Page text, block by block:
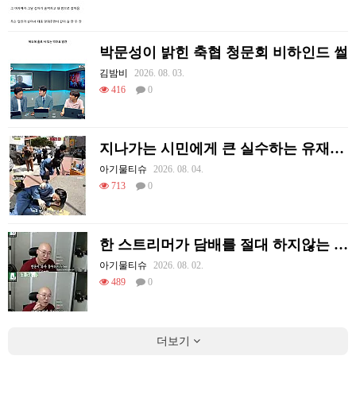
박문성이 밝힌 축협 청문회 비하인드 썰
김밤비
2026. 08. 03.
416
0
지나가는 시민에게 큰 실수하는 유재석.jpg
아기물티슈
2026. 08. 04.
713
0
한 스트리머가 담배를 절대 하지않는 이유
아기물티슈
2026. 08. 02.
489
0
더보기